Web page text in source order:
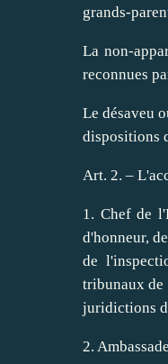
grands-
La non-
reconnues
Le désaveu
dispositions
Art. 2. –
1. Chef de
d'honneur,
de
tribunaux de
juridictions
2.